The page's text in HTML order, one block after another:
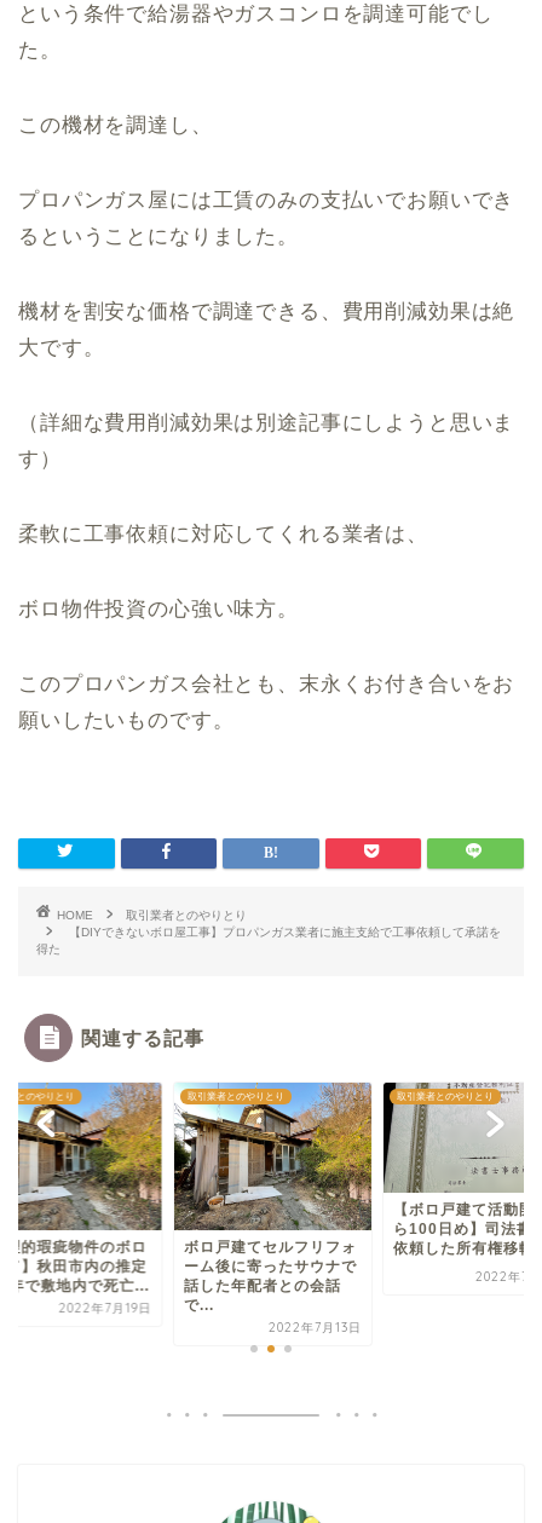
という条件で給湯器やガスコンロを調達可能でし
た。
この機材を調達し、
プロパンガス屋には工賃のみの支払いでお願いでき
るということになりました。
機材を割安な価格で調達できる、費用削減効果は絶
大です。
（詳細な費用削減効果は別途記事にしようと思いま
す）
柔軟に工事依頼に対応してくれる業者は、
ボロ物件投資の心強い味方。
このプロパンガス会社とも、末永くお付き合いをお
願いしたいものです。
HOME
取引業者とのやりとり
【DIYできないボロ屋工事】プロパンガス業者に施主支給で工事依頼して承諾を
得た
関連する記事
者とのやりとり
理的瑕疵物件のボロ
て】秋田市内の推定
年で敷地内で死亡...
2022年7月19日
取引業者とのやりとり
ボロ戸建てセルフリフォ
ーム後に寄ったサウナで
話した年配者との会話
で...
2022年7月13日
取引業者とのやりとり
【ボロ戸建て活動開
ら100日め】司法書
依頼した所有権移転
2022年7